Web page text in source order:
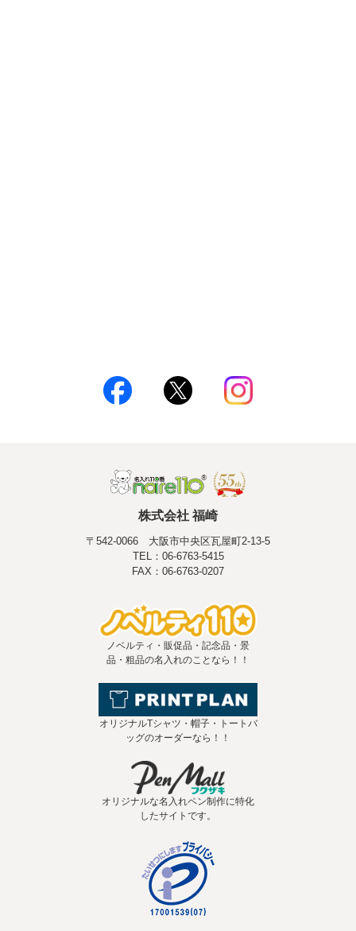
株式会社 福崎
〒542-0066 大阪市中央区瓦屋町2-13-5
TEL：06-6763-5415
FAX：06-6763-0207
ノベルティ・販促品・記念品・景
品・粗品の名入れのことなら！！
オリジナルTシャツ・帽子・トートバ
ッグのオーダーなら！！
オリジナルな名入れペン制作に特化
したサイトです。